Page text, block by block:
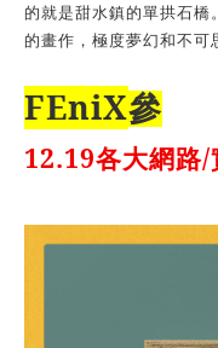
的就是甜水鎮的單拱石橋。
的畫作，極度夢幻和不可
FEniX參
12.19各大網路/